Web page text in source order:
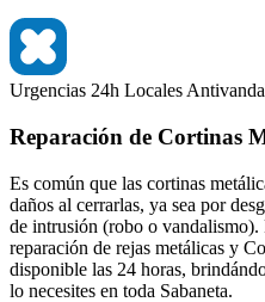
Urgencias 24h Locales
Reparación de Cortinas
Es común que las cortinas
daños al cerrarlas, ya sea por
de intrusión (robo o
reparación de rejas metálicas y
disponible las 24 horas,
lo necesites en toda Sabaneta.